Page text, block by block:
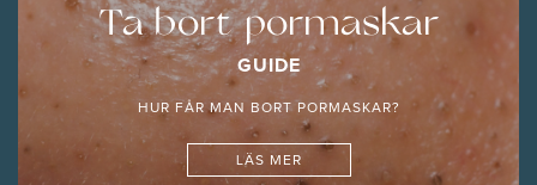
Ta bort pormaskar
GUIDE
HUR FÅR MAN BORT PORMASKAR?
LÄS MER